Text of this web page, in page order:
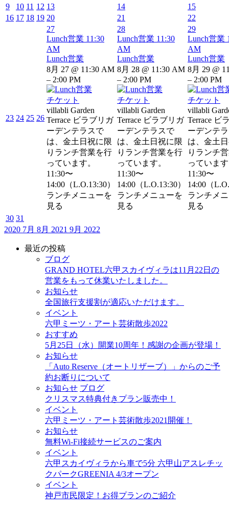
9
10 11 12 13 14
15
16 17 18 19 20 21 22
23 24 25 26
27
Lunch営業 11:30
AM
Lunch営業
8月 27 @ 11:30 AM
– 2:00 PM
チケット
villabli Garden
Terrace ビラブリガ
ーデンテラスで
は、金土日祝に限
りランチ営業を行
っています。
11:30〜
14:00（L.O.13:30）
ランチメニューを
見る
28
Lunch営業 11:30
AM
Lunch営業
8月 28 @ 11:30 AM
– 2:00 PM
チケット
villabli Garden
Terrace ビラブリガ
ーデンテラスで
は、金土日祝に限
りランチ営業を行
っています。
11:30〜
14:00（L.O.13:30）
ランチメニューを
見る
29
Lunch営業
AM
Lunch営業
8月 29 @
– 2:00 PM
チケット
villabli
Terrace ビ
ーデンテ
は、金土
りランチ
っていま
11:30〜
14:00（
ランチメ
見る
30 31
2020 7月 8月 2021 9月 2022
最近の投稿
ブログ
GRAND HOTEL六甲スカイヴィラは11月22日の
営業をもって休業いたしました。
お知らせ
全国旅行支援割が適応いただけます。
イベント
六甲ミーツ・アート芸術散歩2022
おすすめ
5月25日（水）開業10周年！感謝の企画が登場！
お知らせ
「Auto Reserve（オートリザーブ）」からのご予
約お断りについて
お知らせ ブログ
クリスマス特典付きプラン販売中！
イベント
六甲ミーツ・アート芸術散歩2021開催！
お知らせ
無料Wi-Fi接続サービスのご案内
イベント
六甲スカイヴィラから車で5分 六甲山アスレチッ
クパークGREENIA 4/3オープン
イベント
神戸市民限定！お得プランのご紹介